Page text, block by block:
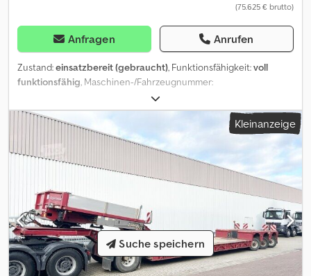
(75.625 € brutto)
Anfragen Anrufen
Zustand:einsatzbereit (gebraucht), Funktionsfähigkeit:voll
funktionsfähig, Maschinen-/Fahrzeugnummer:
, Leergewicht:
Ladegewicht:30.000 kg, Gesamtgewicht:48.000 kg, Achsen-
Konfiguration:> 3 Achsen , zulässige Achslast (Achse 1):10.000 kg,
zulässige Achslast (Achse 2):10.000 kg
, zulässige Achslast (Achse
3):10.000 kg 11/2022, nächste Prüfung (TÜV):
, Laderaumlänge:13.050 mm , Laderaumbreite: 2.540 mm
, Gesamtbreite:2.540 mm
, Gesamthöhe:
3.650 mm, Federung: , Baujahr:2022,
Betriebsstunden:200.000 h
, Tieflader von Noteboom in gutem
Zustand, mit extra langen Auffahrrampen zum Beladen von
Asphaltierungsmaschinen. Sofort verfügbar. Dsdpfx Aszk
Unuocnjkr
Kleinanzeige
Suche speichern